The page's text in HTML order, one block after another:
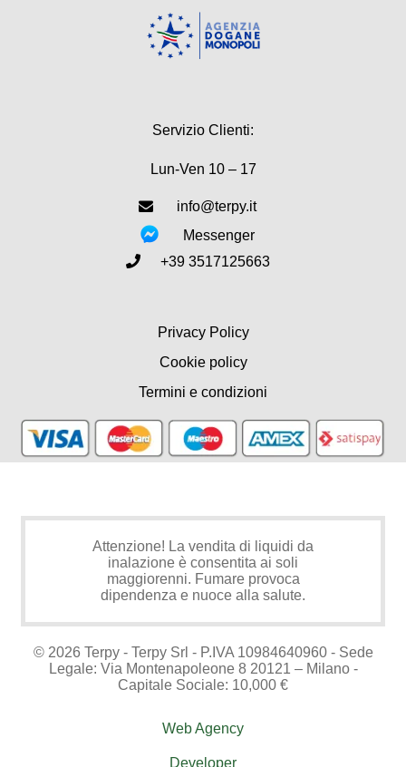
Servizio Clienti:
Lun-Ven 10 – 17
info@terpy.it
Messenger
+39 3517125663
Privacy Policy
Cookie policy
Termini e condizioni
Attenzione! La vendita di liquidi da
inalazione è consentita ai soli
maggiorenni. Fumare provoca
dipendenza e nuoce alla salute.
© 2026 Terpy - Terpy Srl - P.IVA 10984640960 - Sede
Legale: Via Montenapoleone 8 20121 – Milano -
Capitale Sociale: 10,000 €
Web Agency
Developer